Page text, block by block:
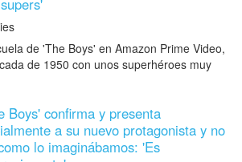
de 'The Boys' en Amazon Prime Video,
de 1950 con unos superhéroes muy
Boys' confirma y presenta
a su nuevo protagonista y no
lo imaginábamos: 'Es